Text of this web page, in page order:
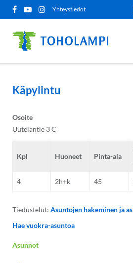
Siirry
sisältöön
Yhteystiedot
Käpylintu
Osoite
Uutelantie 3 C
Kpl Huoneet Pinta-ala
4 2h+k 45
Tiedustelut: Asuntojen hakeminen ja
Hae vuokra-asuntoa
Asunnot